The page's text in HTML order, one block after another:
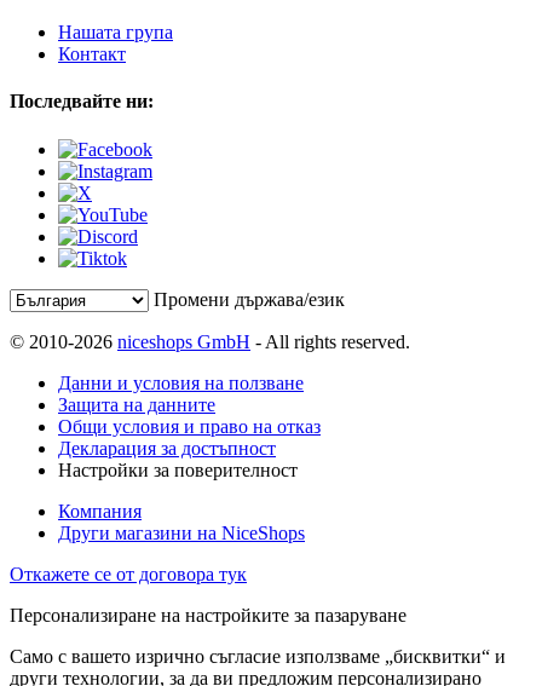
Нашата група
Контакт
Последвайте ни:
Промени държава/език
© 2010-2026 niceshops GmbH - All rights reserved.
Данни и условия на ползване
Защита на данните
Общи условия и право на отказ
Декларация за достъпност
Настройки за поверителност
Компания
Други магазини на NiceShops
Откажете се от договора тук
Персонализиране на настройките за пазаруване
Само с вашето изрично съгласие използваме „бисквитки“ и
други технологии, за да ви предложим персонализирано